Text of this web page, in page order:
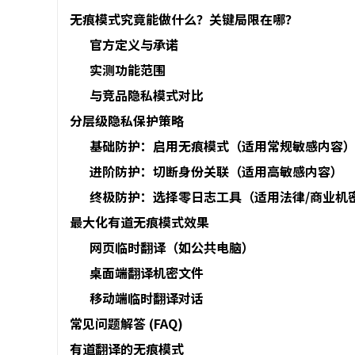
无痕模式究竟能做什么？关键局限在哪？
官方定义与承诺
实测功能范围
与竞品隐私模式对比
分层级隐私保护策略
基础防护：启用无痕模式（适用常规敏感内容）
进阶防护：切断身份关联（适用高敏感内容）
终极防护：选择零日志工具（适用法律/商业机
最大化有道无痕模式效果
网页临时翻译（如公共电脑）
桌面端翻译机密文件
移动端临时翻译对话
常见问题解答 (FAQ)
有道翻译的无痕模式